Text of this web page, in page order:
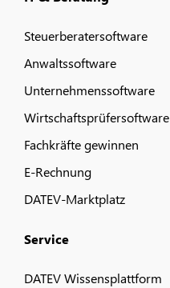
Steuerberatersoftware
Anwaltssoftware
Unternehmenssoftware
Wirtschaftsprüfersoftware
Fachkräfte gewinnen
E-Rechnung
DATEV-Marktplatz
Service
DATEV Wissensplattform